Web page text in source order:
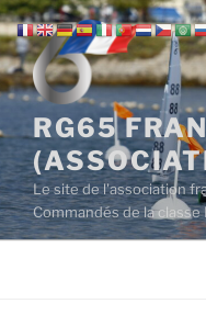
Aller
au
contenu
principal
RG65
Le site de l'association
Commandés de la classe